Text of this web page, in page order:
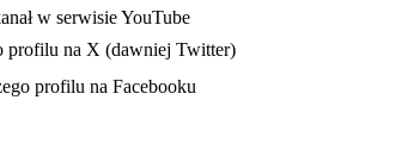
karcie
w serwisie YouTube
profilu na X (dawniej Twitter)
karcie
profilu na Facebooku